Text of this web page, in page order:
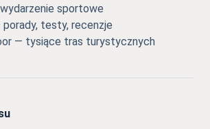
sportowe
testy, recenzje
— tysiące tras turystycznych